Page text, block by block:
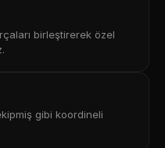
birleştirerek özel
gibi koordineli